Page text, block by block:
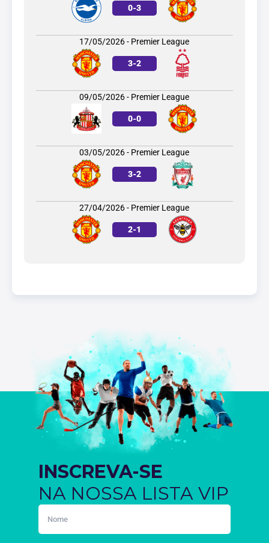
0-3
17/05/2026 - Premier League
3-2
09/05/2026 - Premier League
0-0
03/05/2026 - Premier League
3-2
27/04/2026 - Premier League
2-1
INSCREVA-SE
NA NOSSA LISTA VIP